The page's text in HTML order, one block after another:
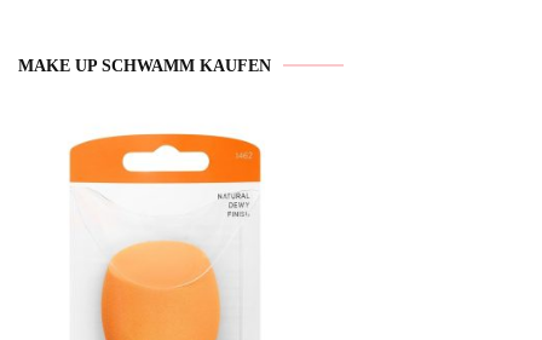
MAKE UP SCHWAMM KAUFEN